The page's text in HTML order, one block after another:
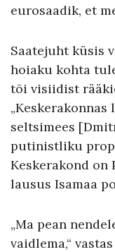
eurosaadik, et
Saatejuht küsis
hoiaku kohta
tõi visiidist
seltsimees
putinistliku
Keskerakond on
lausus Isamaa
„Ma pean
vaidlema,“